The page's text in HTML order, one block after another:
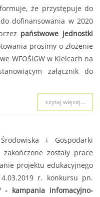
że przystępuje do
dofinansowania w 2020
państwowe jednostki
prosimy o złożenie
WFOŚiGW w Kielcach na
załącznik do
czytaj więcej...
i Gospodarki
zostały prace
projektu edukacyjnego
r. konkursu pn.
- kampania infomacyjno-